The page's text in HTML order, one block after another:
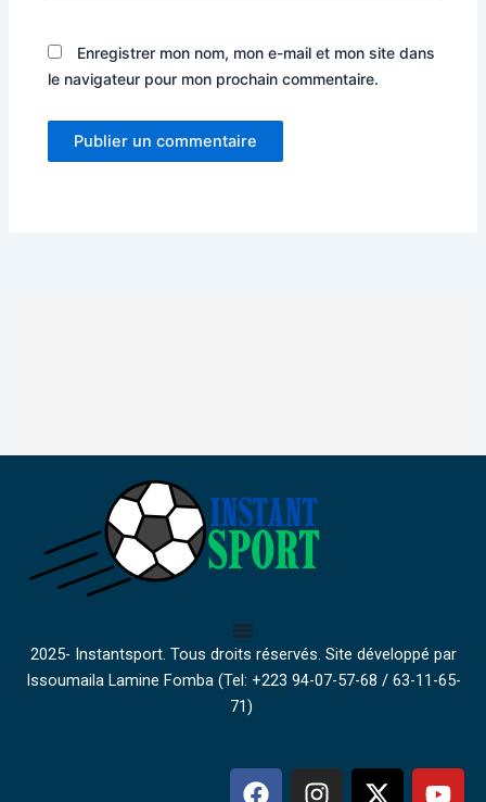
Enregistrer mon nom, mon e-mail et mon site dans
le navigateur pour mon prochain commentaire.
2025- Instantsport. Tous droits réservés. Site développé par
Issoumaila Lamine Fomba (Tel: +223 94-07-57-68 / 63-11-65-
71)
F
I
X
Y